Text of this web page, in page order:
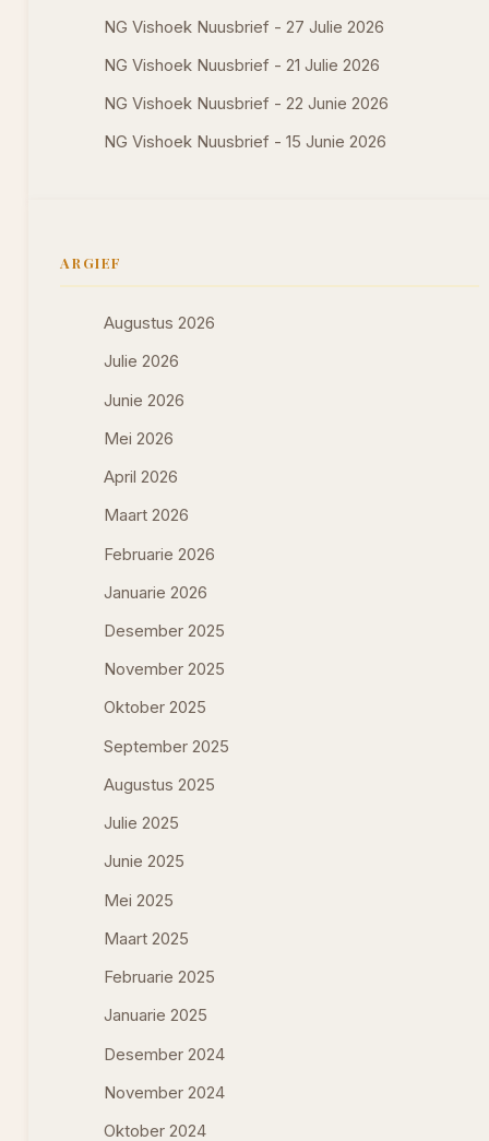
NG Vishoek Nuusbrief - 27 Julie 2026
NG Vishoek Nuusbrief - 21 Julie 2026
NG Vishoek Nuusbrief - 22 Junie 2026
NG Vishoek Nuusbrief - 15 Junie 2026
ARGIEF
Augustus 2026
Julie 2026
Junie 2026
Mei 2026
April 2026
Maart 2026
Februarie 2026
Januarie 2026
Desember 2025
November 2025
Oktober 2025
September 2025
Augustus 2025
Julie 2025
Junie 2025
Mei 2025
Maart 2025
Februarie 2025
Januarie 2025
Desember 2024
November 2024
Oktober 2024